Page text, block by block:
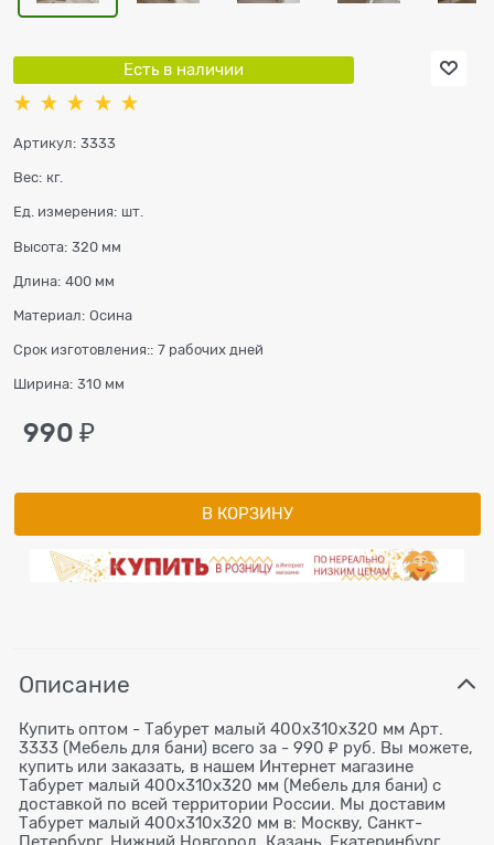
Есть в наличии
Артикул: 3333
Вес: кг.
Ед. измерения: шт.
Высота: 320 мм
Длина: 400 мм
Материал: Осина
Срок изготовления:: 7 рабочих дней
Ширина: 310 мм
990 ₽
В КОРЗИНУ
Описание
Купить оптом - Табурет малый 400х310х320 мм Арт.
3333 (Мебель для бани) всего за - 990 ₽ руб. Вы можете,
купить или заказать, в нашем Интернет магазине
Табурет малый 400х310х320 мм (Мебель для бани) с
доставкой по всей территории России. Мы доставим
Табурет малый 400х310х320 мм в: Москву, Санкт-